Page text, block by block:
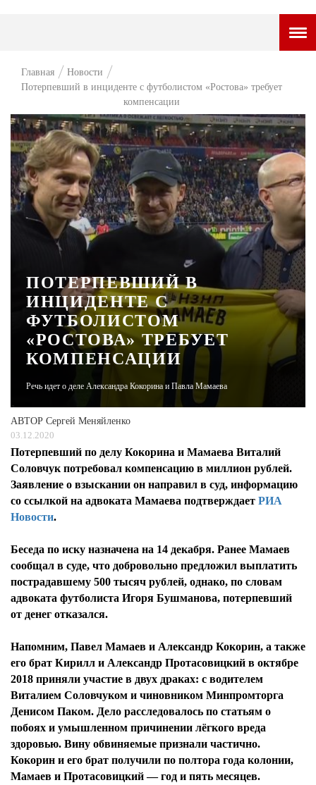
НОВОСТИ
ВОПРОС НЕДЕЛИ
ПРЕМЬЕРА
ТАМ И ТУТ
СТИЛЬ ЖИЗНИ
ЧЕЛОВЕК ОСОБЕННЫЙ
КУЛЬТ ЕДЫ
АФИША
ЖУРНАЛ
Главная
Новости
Потерпевший в инциденте с футболистом «Ростова» требует
компенсации
ПОТЕРПЕВШИЙ В
ИНЦИДЕНТЕ С
ФУТБОЛИСТОМ
«РОСТОВА» ТРЕБУЕТ
КОМПЕНСАЦИИ
Речь идет о деле Александра Кокорина и Павла Мамаева
АВТОР Сергей Меняйленко
03.12.2020
Потерпевший по делу Кокорина и Мамаева Виталий
Соловчук потребовал компенсацию в миллион рублей.
Заявление о взыскании он направил в суд, информацию
со ссылкой на адвоката Мамаева подтверждает РИА
Новости.
Беседа по иску назначена на 14 декабря. Ранее Мамаев
сообщал в суде, что добровольно предложил выплатить
пострадавшему 500 тысяч рублей, однако, по словам
адвоката футболиста Игоря Бушманова, потерпевший
от денег отказался.
Напомним, Павел Мамаев и Александр Кокорин, а также
его брат Кирилл и Александр Протасовицкий в октябре
2018 приняли участие в двух драках: с водителем
Виталием Соловчуком и чиновником Минпромторга
Денисом Паком. Дело расследовалось по статьям о
побоях и умышленном причинении лёгкого вреда
здоровью. Вину обвиняемые признали частично.
Кокорин и его брат получили по полтора года колонии,
Мамаев и Протасовицкий — год и пять месяцев.